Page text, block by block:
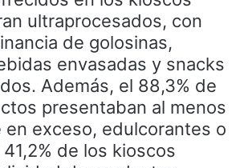
ultraprocesados, con
de golosinas,
envasadas y snacks
Además, el 88,3% de
presentaban al menos
exceso, edulcorantes o
de los kioscos